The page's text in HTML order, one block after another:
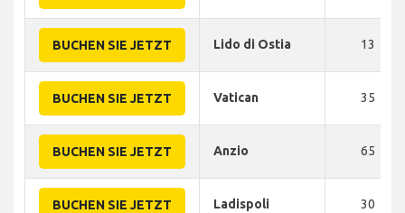
BUCHEN SIE JETZT Lido di Ostia 13
BUCHEN SIE JETZT Vatican 35
BUCHEN SIE JETZT Anzio 65
BUCHEN SIE JETZT Ladispoli 30